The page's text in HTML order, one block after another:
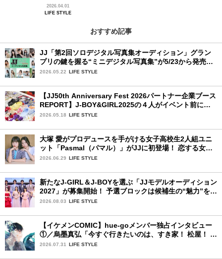
2026.04.01
LIFE STYLE
おすすめ記事
JJ「第2回ソロデジタル写真集オーディション」グラン
プリの鍵を握る“ミニデジタル写真集”が5/23から発売！
ファイナリストの個性あふれる18冊
2026.05.22 LIFE STYLE
【JJ50th Anniversary Fest 2026パートナー企業ブース
REPORT】J-BOY&GIRL2025の４人がイベント前にク
ロックスを訪問してジビッツ™体験！
2026.05.18 LIFE STYLE
大塚 愛がプロデュースを手がける女子高校生2人組ユニ
ット「Pasmal（パマル）」がJJに初登場！ 恋する女の
コのキュンキュンする感情を歌った最新曲「BULL」を
2026.06.29 LIFE STYLE
新たなJ-GIRL＆J-BOYを選ぶ「JJモデルオーディション
2027」が募集開始！ 予選ブロックは候補生の“魅力”を重
視した「新システム」に変わります
2026.08.03 LIFE STYLE
【イケメンCOMIC】hue-goメンバー独占インタビュー
①／烏墨真弘「今すぐ行きたいのは、すき家！ 松屋！ ミ
スド！」
2026.07.31 LIFE STYLE